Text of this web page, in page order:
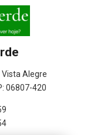
Vista Alegre
06807-420